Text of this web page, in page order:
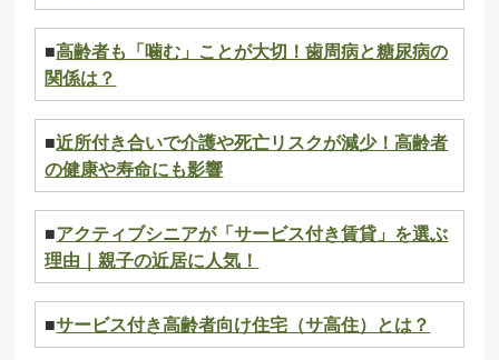
■高齢者も「噛む」ことが大切！歯周病と糖尿病の
関係は？
■近所付き合いで介護や死亡リスクが減少！高齢者
の健康や寿命にも影響
■アクティブシニアが「サービス付き賃貸」を選ぶ
理由｜親子の近居に人気！
■サービス付き高齢者向け住宅（サ高住）とは？